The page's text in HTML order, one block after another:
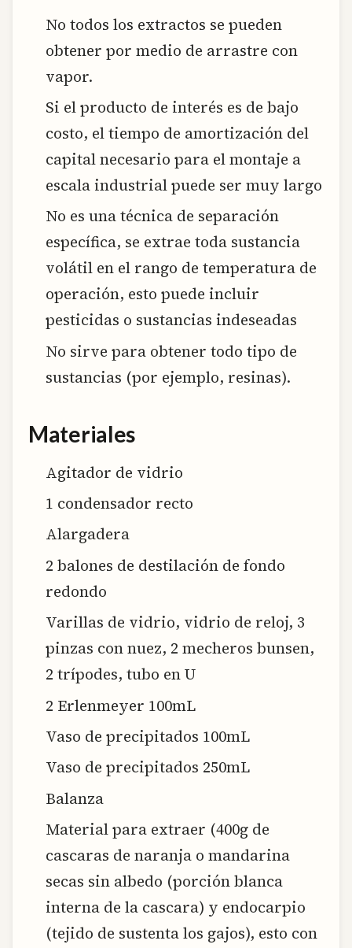
No todos los extractos se pueden
obtener por medio de arrastre con
vapor.
Si el producto de interés es de bajo
costo, el tiempo de amortización del
capital necesario para el montaje a
escala industrial puede ser muy largo
No es una técnica de separación
específica, se extrae toda sustancia
volátil en el rango de temperatura de
operación, esto puede incluir
pesticidas o sustancias indeseadas
No sirve para obtener todo tipo de
sustancias (por ejemplo, resinas).
Materiales
Agitador de vidrio
1 condensador recto
Alargadera
2 balones de destilación de fondo
redondo
Varillas de vidrio, vidrio de reloj, 3
pinzas con nuez, 2 mecheros bunsen,
2 trípodes, tubo en U
2 Erlenmeyer 100mL
Vaso de precipitados 100mL
Vaso de precipitados 250mL
Balanza
Material para extraer (400g de
cascaras de naranja o mandarina
secas sin albedo (porción blanca
interna de la cascara) y endocarpio
(tejido de sustenta los gajos), esto con